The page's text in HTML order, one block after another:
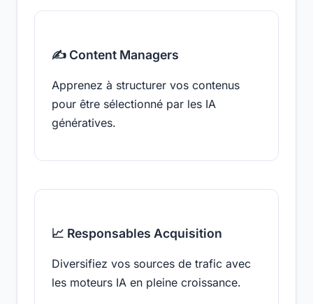
✍️ Content Managers
Apprenez à structurer vos contenus
pour être sélectionné par les IA
génératives.
📈 Responsables Acquisition
Diversifiez vos sources de trafic avec
les moteurs IA en pleine croissance.